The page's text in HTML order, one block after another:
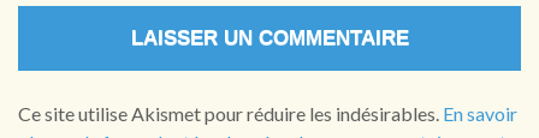
Ce site utilise Akismet pour réduire les indésirables. En savoir